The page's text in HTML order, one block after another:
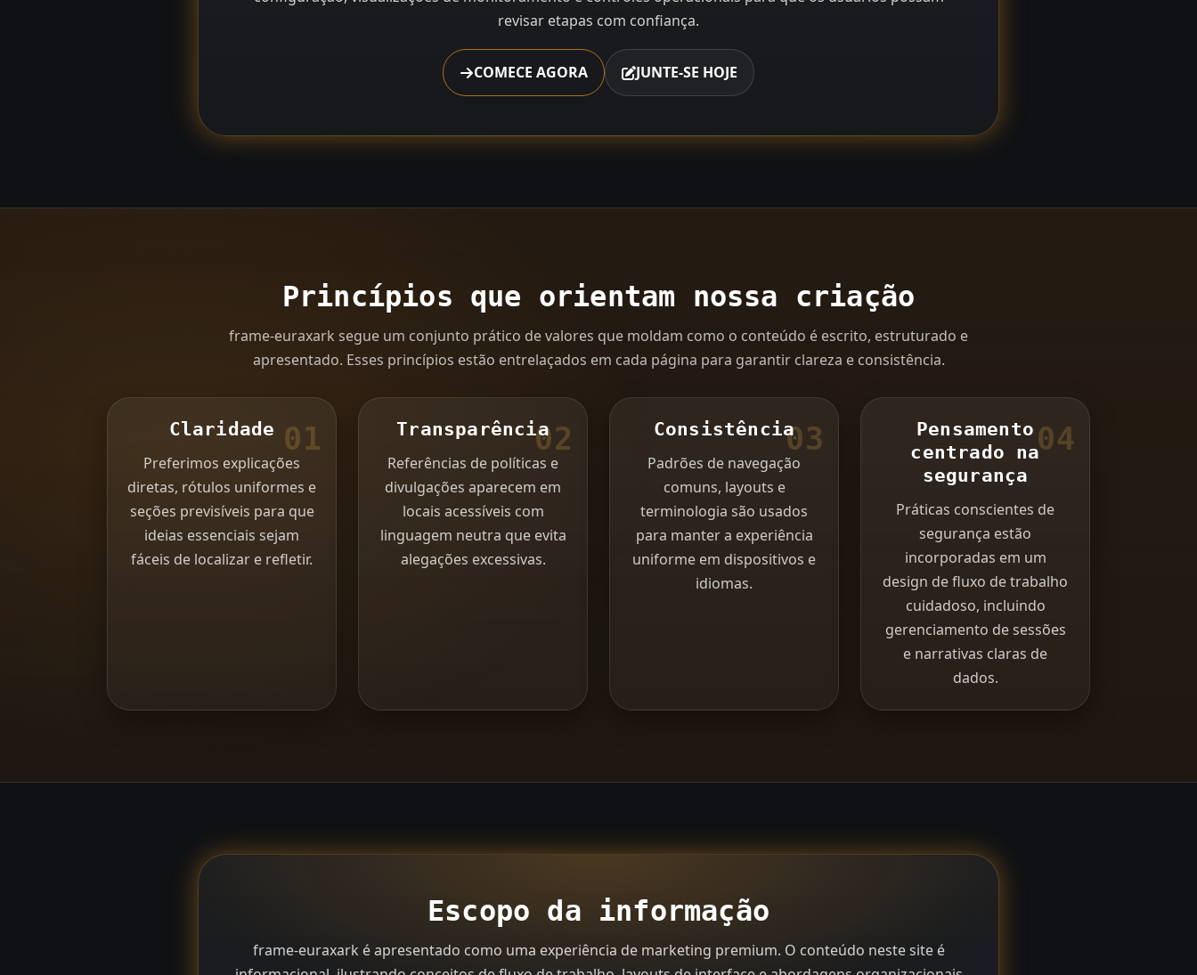
revisar etapas com confiança.
COMECE AGORA JUNTE-SE HOJE
Princípios que orientam nossa criação
frame-euraxark segue um conjunto prático de valores que moldam como o conteúdo é escrito, estruturado e
apresentado. Esses princípios estão entrelaçados em cada página para garantir clareza e consistência.
01
Claridade
Preferimos explicações
diretas, rótulos uniformes e
seções previsíveis para que
ideias essenciais sejam
fáceis de localizar e refletir.
02
Transparência
Referências de políticas e
divulgações aparecem em
locais acessíveis com
linguagem neutra que evita
alegações excessivas.
03
Consistência
Padrões de navegação
comuns, layouts e
terminologia são usados
para manter a experiência
uniforme em dispositivos e
idiomas.
04
Pensamento
centrado na
segurança
Práticas conscientes de
segurança estão
incorporadas em um
design de fluxo de trabalho
cuidadoso, incluindo
gerenciamento de sessões
e narrativas claras de
dados.
Escopo da informação
frame-euraxark é apresentado como uma experiência de marketing premium. O conteúdo neste site é